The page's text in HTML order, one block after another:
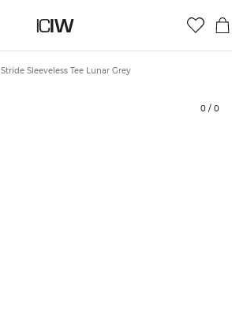
Stride Sleeveless Tee Lunar Grey
0 / 0